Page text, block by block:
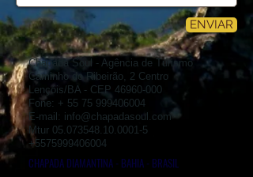
ENVIAR
Chapada Soul - Agência de Turismo
Caminho do Ribeirão, 2 Centro
Lençóis/BA - CEP 46960-000
Fone: + 55 75 999406004
E-mail: info@chapadasoul.com
Mtur 05.073548.10.0001-5
+5575999406004
CHAPADA DIAMANTINA - BAHIA - BRASIL